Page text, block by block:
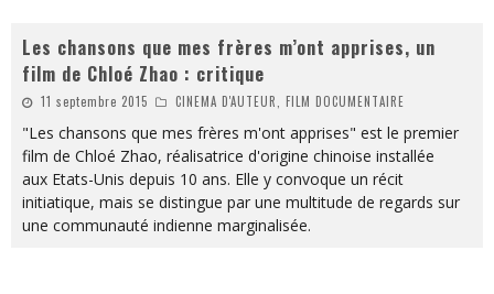
Les chansons que mes frères m’ont apprises, un
film de Chloé Zhao : critique
11 septembre 2015 CINEMA D'AUTEUR, FILM DOCUMENTAIRE
"Les chansons que mes frères m'ont apprises" est le premier
film de Chloé Zhao, réalisatrice d'origine chinoise installée
aux Etats-Unis depuis 10 ans. Elle y convoque un récit
initiatique, mais se distingue par une multitude de regards sur
une communauté indienne marginalisée.